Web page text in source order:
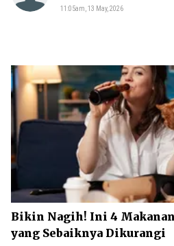
11:05am, 13 May, 2026
Bikin Nagih! Ini 4
yang Sebaiknya Dikurangi